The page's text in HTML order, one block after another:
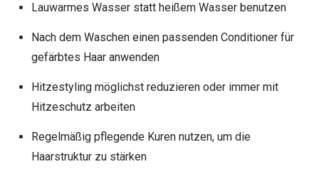
Lauwarmes Wasser statt heißem Wasser benutzen
Nach dem Waschen einen passenden Conditioner für
gefärbtes Haar anwenden
Hitzestyling möglichst reduzieren oder immer mit
Hitzeschutz arbeiten
Regelmäßig pflegende Kuren nutzen, um die
Haarstruktur zu stärken